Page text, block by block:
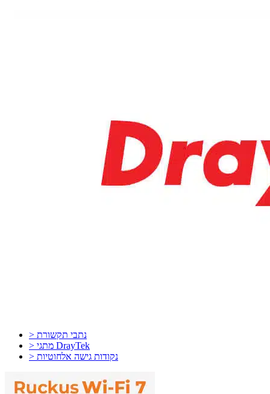
> נתבי תקשורת
> מתגי DrayTek
> נקודות גישה אלחוטיות